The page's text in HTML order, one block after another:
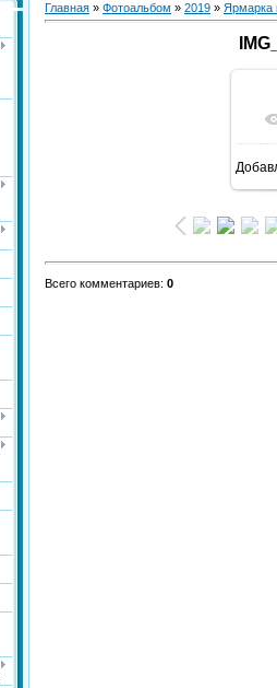
Главная » Фотоальбом » 2019 » Ярмарка
Всего комментариев: 0